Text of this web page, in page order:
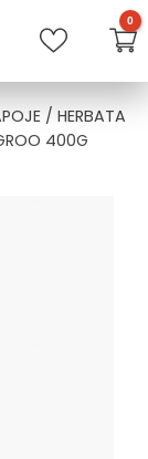
/ HERBATA
400G